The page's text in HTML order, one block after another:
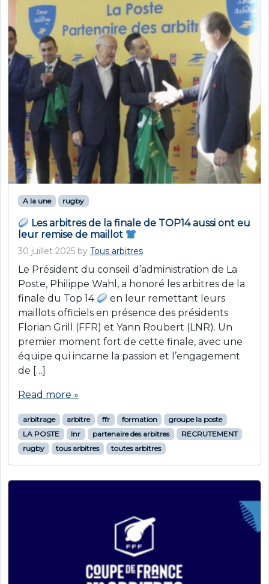
A la une rugby
Les arbitres de la finale de TOP14 aussi ont eu
leur remise de maillot
30 juillet 2025 by Tous arbitres
Le Président du conseil d’administration de La
Poste, Philippe Wahl, a honoré les arbitres de la
finale du Top 14
en leur remettant leurs
maillots officiels en présence des présidents
Florian Grill (FFR) et Yann Roubert (LNR). Un
premier moment fort de cette finale, avec une
équipe qui incarne la passion et l’engagement
de […]
Read more »
arbitrage arbitre ffr formation
groupe la poste
LA POSTE
lnr partenaire des arbitres
RECRUTEMENT
rugby
tous arbitres toutes arbitres